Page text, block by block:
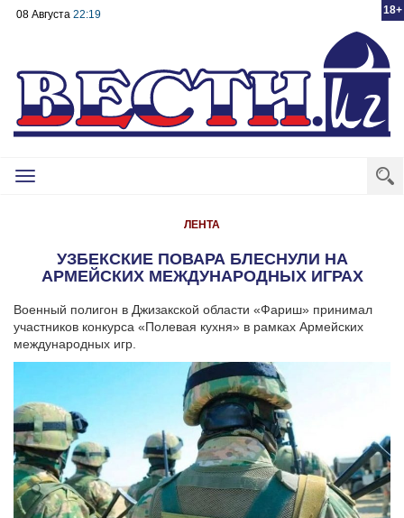
18+
08 Августа 22:19
Toggle
ЛЕНТА
УЗБЕКСКИЕ ПОВАРА БЛЕСНУЛИ НА
АРМЕЙСКИХ МЕЖДУНАРОДНЫХ ИГРАХ
Военный полигон в Джизакской области «Фариш» принимал
участников конкурса «Полевая кухня» в рамках Армейских
международных игр.